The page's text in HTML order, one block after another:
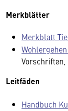
Merkblätter
Merkblatt
Vorschriften,
Leitfäden
Handbuch